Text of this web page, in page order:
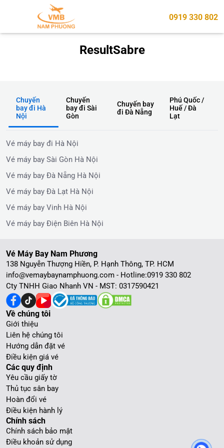
0919 330 802
ResultSabre
Chuyến
bay đi Hà
Nội
Chuyến
bay đi Sài
Gòn
Chuyến bay
đi Đà Nẵng
Phú Quốc /
Huế / Đà
Lạt
Vé máy bay đi Hà Nội
Vé máy bay Sài Gòn Hà Nội
Vé máy bay Đà Nẵng Hà Nội
Vé máy bay Đà Lạt Hà Nội
Vé máy bay Vinh Hà Nội
Vé máy bay Điện Biên Hà Nội
Chính sách
Chính sách bảo mật
Điều khoản sử dụng
Các quy định
Yêu cầu giấy tờ
Thủ tục sân bay
Hoàn đổi vé
Điều kiện hành lý
Về chúng tôi
Giới thiệu
Liên hệ chúng tôi
Hướng dẫn đặt vé
Điều kiện giá vé
Vé Máy Bay Nam Phương
138 Nguyễn Thượng Hiền, P. Hạnh Thông, TP. HCM
info@vemaybaynamphuong.com - Hotline:0919 330 802
Cty TNHH Giao Nhanh VN - MST: 0317590421